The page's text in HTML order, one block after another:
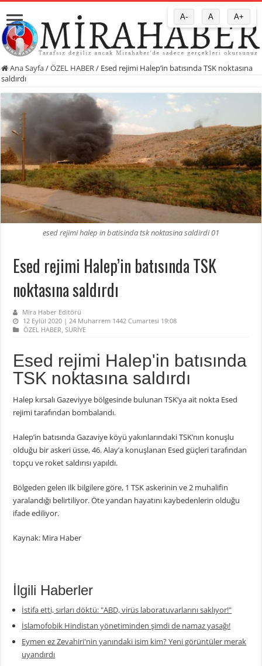
Ana Sayfa/ÖZEL HABER / Esed rejimi Halep’in batısında TSK noktasına
saldırdı
esed rejimi halep in batisinda tsk noktasina saldirdi 01
Esed rejimi Halep’in batısında TSK
noktasına saldırdı
Mira Haber Editörü
12 Eylül 2020 | 24 Muharrem 1442 Cumartesi 19:08
ÖZEL HABER,SURİYE
Esed rejimi Halep'in batısında
TSK noktasına saldırdı
Halep kırsalı Gazeviyye bölgesinde bulunan TSK’ya ait nokta Esed
rejimi tarafından bombalandı.
Halep’in batısında Gazaviye köyü yakınlarındaki TSK’nın konuşlu
olduğu bir askeri üsse, 46. Alay’a konuşlanan Esed güçleri tarafından
topçu ve roket saldırısı yapıldı.
Bölgeden gelen ilk bilgilere göre, 1 TSK askerinin ve 2 muhalifin
yaralandığı belirtiliyor. Öte yandan hayatını kaybedenlerin olduğu
ifade ediliyor.
Kaynak: Mira Haber
İlgili Haberler
İstifa etti, sırları döktü: "ABD, virüs laboratuvarlarını saklıyor!"
İslamofobik Hindistan yönetiminden şimdi de namaz yasağı!
Eymen ez Zevahiri'nin yanındaki isim kim? Yeni görüntüler merak
uyandırdı
A- A A+